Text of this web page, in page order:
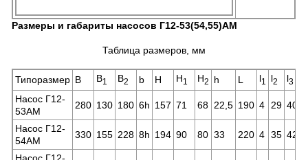
Размеры и габариты насосов Г12-53(54,55)АМ
Таблица размеров, мм
Типоразмер B B1 B2 b H H1 H2 h L l1 l2 l3
Насос Г12-
53АМ
280 130 180 6h 157 71 68 22,5 190 4 29 40
Насос Г12-
54АМ
330 155 228 8h 194 90 80 33 220 4 35 42
Насос Г12-